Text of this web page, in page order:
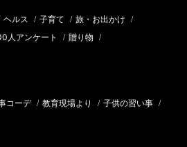
ヘルス / 子育て / 旅・お出かけ /
人アンケート / 贈り物 /
コーデ / 教育現場より / 子供の習い事 /